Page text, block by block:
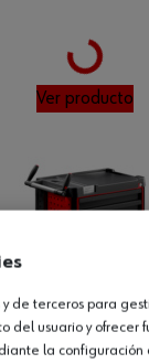
Ver producto
de terceros para
del usuario y ofrecer
la